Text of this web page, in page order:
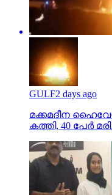
GULF2 days ago
മക്കമദീന
കത്തി, 40 പേര്‍